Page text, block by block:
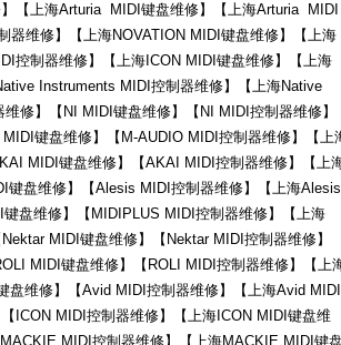
【上海Arturia MIDI键盘维修】【上海Arturia MIDI
器维修】【上海NOVATION MIDI键盘维修】【上海
控制器维修】【上海ICON MIDI键盘维修】【上海
Instruments MIDI控制器维修】【上海Native
修】【NI MIDI键盘维修】【NI MIDI控制器维修】
键盘维修】【M-AUDIO MIDI控制器维修】【上
MIDI键盘维修】【AKAI MIDI控制器维修】【上
盘维修】【Alesis MIDI控制器维修】【上海Alesis
盘维修】【MIDIPLUS MIDI控制器维修】【上海
MIDI键盘维修】【Nektar MIDI控制器维修】
MIDI键盘维修】【ROLI MIDI控制器维修】【上
维修】【Avid MIDI控制器维修】【上海Avid MIDI
ICON MIDI控制器维修】【上海ICON MIDI键盘维
MIDI控制器维修】【上海MACKIE MIDI键盘